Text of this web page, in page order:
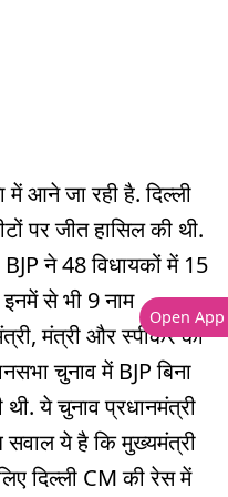
में आने जा रही है. दिल्ली
पर जीत हासिल की थी.
ने 48 विधायकों में 15
से भी 9 नाम
मंत्री और स्पीकर का
चुनाव में BJP बिना
ये चुनाव प्रधानमंत्री
सवाल ये है कि मुख्यमंत्री
दिल्ली CM की रेस में
Open App